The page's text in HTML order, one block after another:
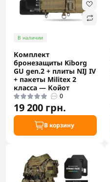
В наличии
Комплект
бронезащиты Kiborg
GU gen.2 + плиты NIJ IV
+ пакеты Militex 2
класса — Койот
0
19 200 грн.
В корзину